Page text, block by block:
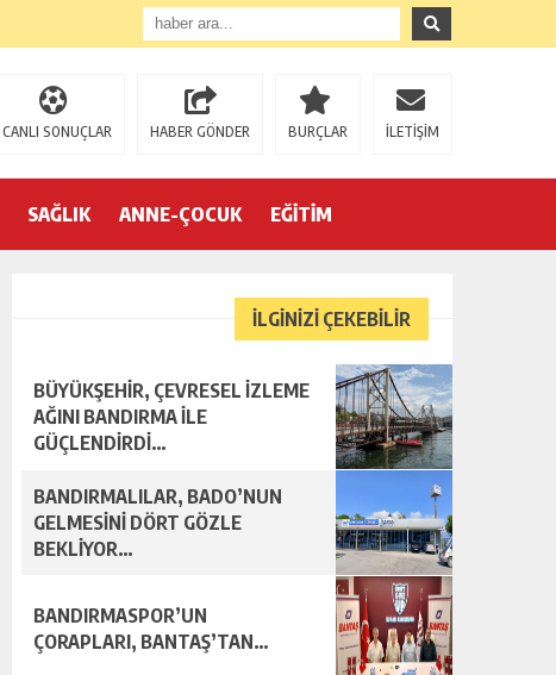
CANLI SONUÇLAR HABER GÖNDER BURÇLAR İLETİŞİM
SAĞLIK ANNE-ÇOCUK EĞİTİM
İLGİNİZİ ÇEKEBİLİR
BÜYÜKŞEHİR, ÇEVRESEL İZLEME
AĞINI BANDIRMA İLE
GÜÇLENDİRDİ…
BANDIRMALILAR, BADO’NUN
GELMESİNİ DÖRT GÖZLE
BEKLİYOR…
BANDIRMASPOR’UN
ÇORAPLARI, BANTAŞ’TAN…